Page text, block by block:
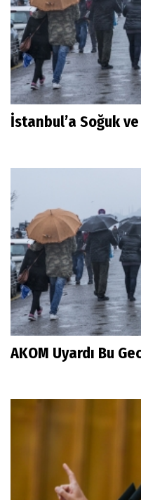
İstanbul’a Soğuk
AKOM Uyardı Bu